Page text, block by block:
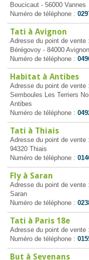
Boucicaut - 56000 Vannes
Numéro de téléphone :
Tati à Avignon
Adresse du point de vente
Bérégovoy - 84000 Avignon
Numéro de téléphone :
Habitat à Antibes
Adresse du point de vente
Semboules Les Terriers
Antibes
Numéro de téléphone :
Tati à Thiais
Adresse du point de
94320 Thiais
Numéro de téléphone :
Fly à Saran
Adresse du point de vente
Saran
Numéro de téléphone :
Tati à Paris 18e
Adresse du point de vente
Numéro de téléphone :
But à Sevenans